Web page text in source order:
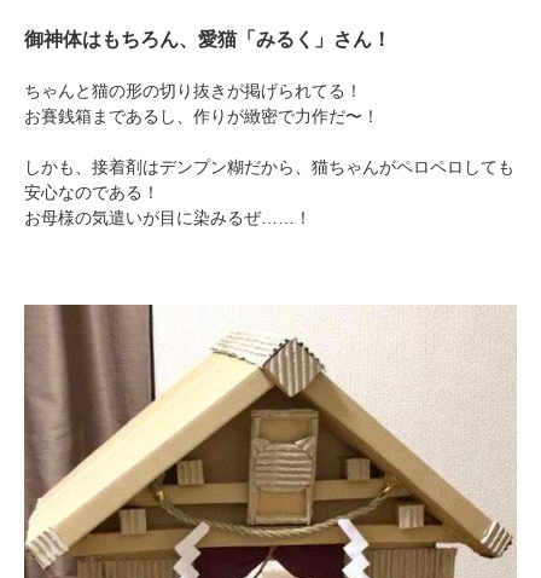
御神体はもちろん、愛猫「みるく」さん！
ちゃんと猫の形の切り抜きが掲げられてる！
お賽銭箱まであるし、作りが緻密で力作だ〜！
しかも、接着剤はデンプン糊だから、猫ちゃんがペロペロしても
安心なのである！
お母様の気遣いが目に染みるぜ……！